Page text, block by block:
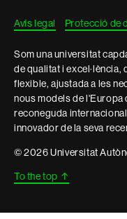
Avís legal Protecció de
Som una universitat
de qualitat i
flexible, ajustada a les
nous models de l'Europa
reconeguda
innovador de la seva
© 2026 Universitat
To the top ↑